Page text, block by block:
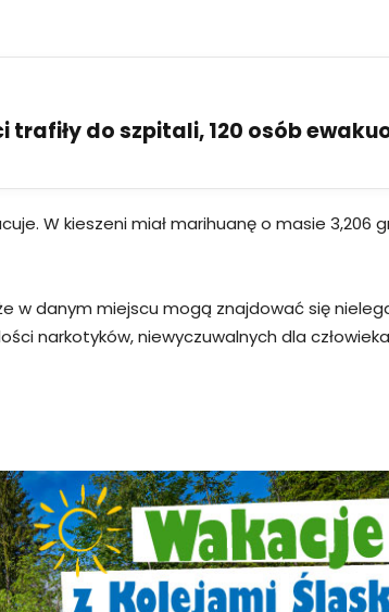
trafiły do szpitali, 120 osób
W kieszeni miał marihuanę o masie
w danym miejscu mogą znajdować się
narkotyków, niewyczuwalnych dla